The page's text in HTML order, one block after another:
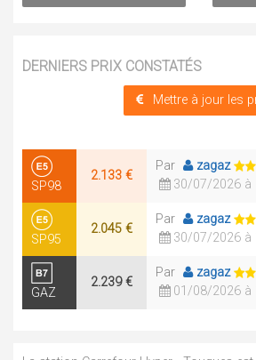
DERNIERS PRIX CONSTATÉS
Mettre à jour les
SP98
2.133 €
Par
zagaz
30/07/2026 à
SP95
2.045 €
Par
zagaz
30/07/2026 à
GAZ
2.239 €
Par
zagaz
01/08/2026 à